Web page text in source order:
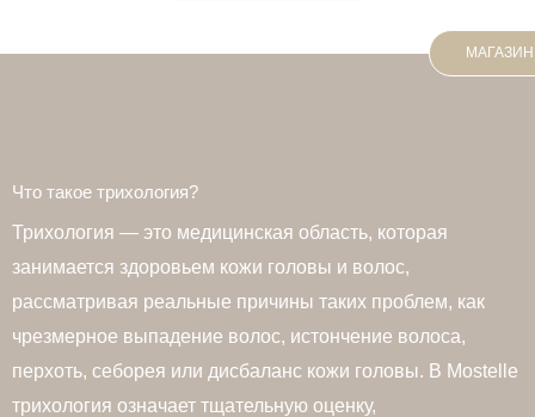
Что такое трихология?
Трихология — это медицинская область, которая
занимается здоровьем кожи головы и волос,
рассматривая реальные причины таких проблем, как
чрезмерное выпадение волос, истончение волоса,
перхоть, себорея или дисбаланс кожи головы. В Mostelle
трихология означает тщательную оценку,
МАГАЗИН